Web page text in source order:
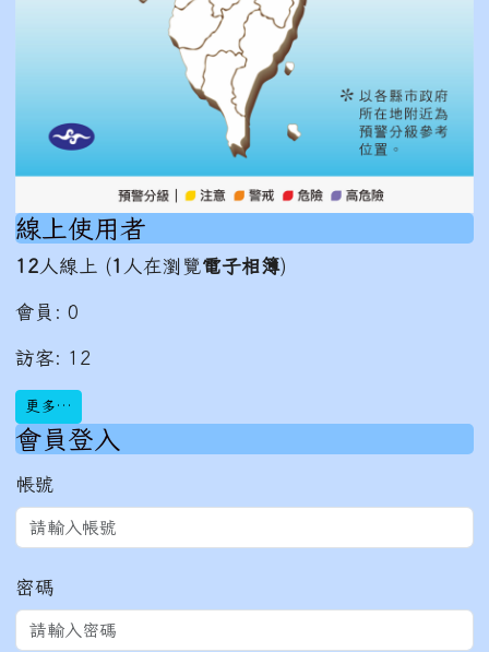
線上使用者
12 人線上 (1 人在瀏覽電子相簿)
會員: 0
訪客: 12
更多…
會員登入
帳號
密碼